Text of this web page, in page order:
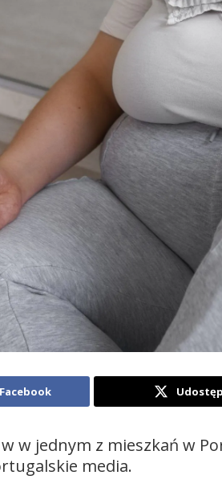
w jednym z mieszkań w
media.